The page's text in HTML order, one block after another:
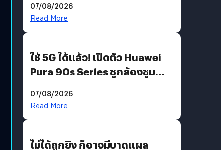
บริโภคและ B2B
07/08/2026
Read More
ใช้ 5G ได้แล้ว! เปิดตัว Huawei
Pura 90s Series ชูกล้องซูม
07/08/2026
Read More
ไม่ได้ถูกยิง ก็อาจมีบาดแผล